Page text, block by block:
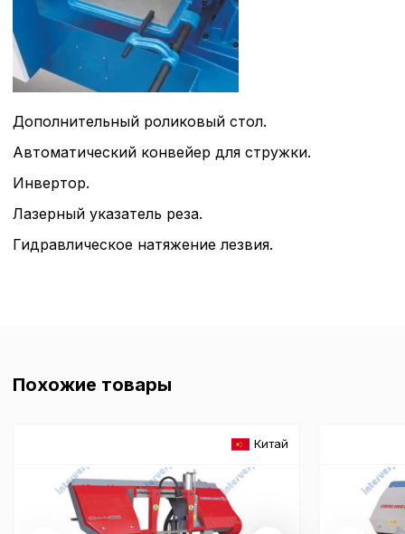
Дополнительный роликовый стол.
Автоматический конвейер для стружки.
Инвертор.
Лазерный указатель реза.
Гидравлическое натяжение лезвия.
Похожие товары
Китай
определять
наиболее и наименее